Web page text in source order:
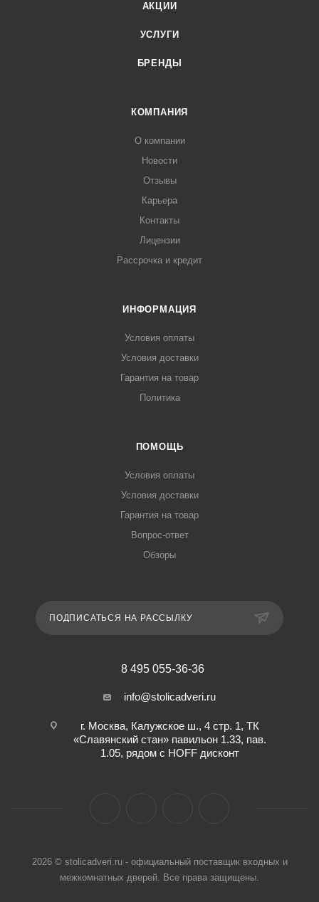
АКЦИИ
УСЛУГИ
БРЕНДЫ
КОМПАНИЯ
О компании
Новости
Отзывы
Карьера
Контакты
Лицензии
Рассрочка и кредит
ИНФОРМАЦИЯ
Условия оплаты
Условия доставки
Гарантия на товар
Политика
ПОМОЩЬ
Условия оплаты
Условия доставки
Гарантия на товар
Вопрос-ответ
Обзоры
ПОДПИСАТЬСЯ НА РАССЫЛКУ
8 495 055-36-36
info@stolicadveri.ru
г. Москва, Калужское ш., 4 стр. 1, ТК
«Славянский стан» павильон 1.33, пав.
1.05, рядом с HOFF дисконт
2026 © stolicadveri.ru - официальный поставщик входных и
межкомнатных дверей. Все права защищены.